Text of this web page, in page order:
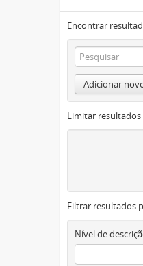
Encontrar
Adicionar
Limitar resultados
Filtrar resultados
Nível de